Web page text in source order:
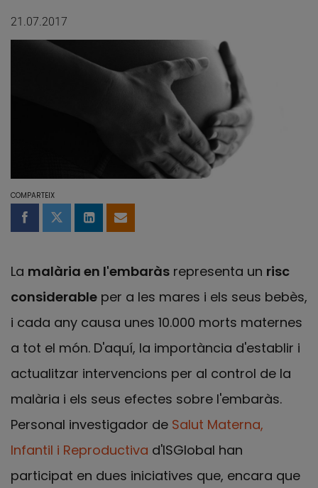
21.07.2017
COMPARTEIX
Compartir a Facebook
Compartir a Twitter
Comparteix a LinkedIn
Comparteix per email
La malària en l'embaràs representa un risc
considerable per a les mares i els seus bebès,
i cada any causa unes 10.000 morts maternes
a tot el món. D'aquí, la importància d'establir i
actualitzar intervencions per al control de la
malària i els seus efectes sobre l'embaràs.
Personal investigador de Salut Materna,
Infantil i Reproductiva d'ISGlobal han
participat en dues iniciatives que, encara que